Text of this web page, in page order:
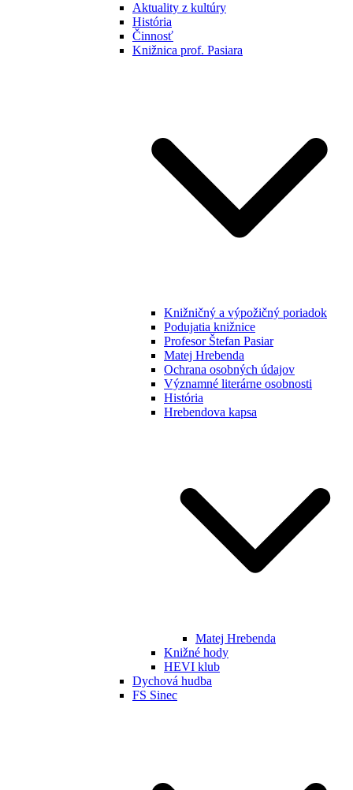
Aktuality z kultúry
História
Činnosť
Knižnica prof. Pasiara
Knižničný a výpožičný poriadok
Podujatia knižnice
Profesor Štefan Pasiar
Matej Hrebenda
Ochrana osobných údajov
Významné literárne osobnosti
História
Hrebendova kapsa
Matej Hrebenda
Knižné hody
HEVI klub
Dychová hudba
FS Sinec